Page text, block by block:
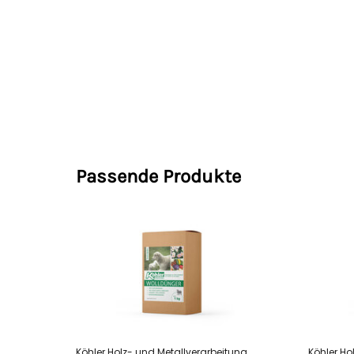
Passende Produkte